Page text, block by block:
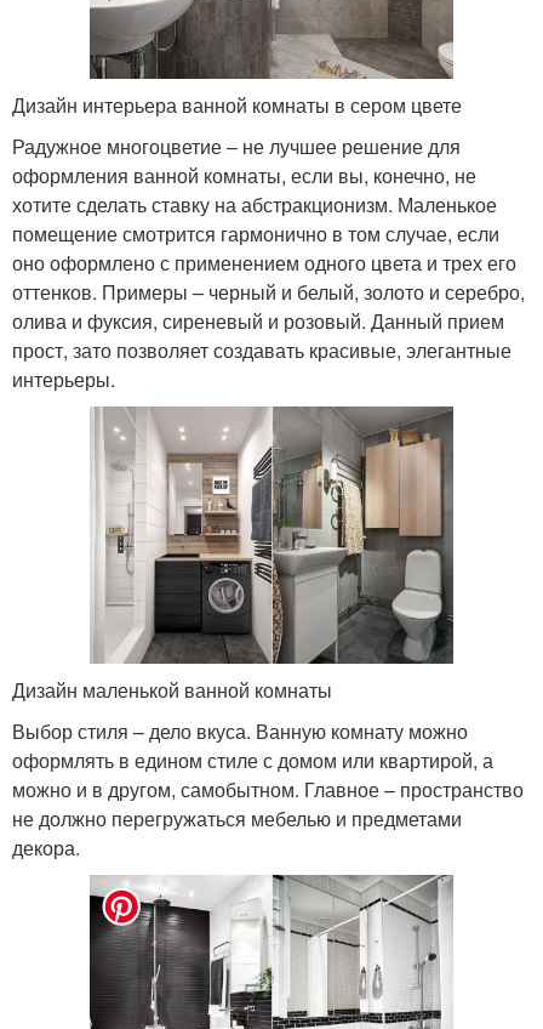
Дизайн интерьера ванной комнаты в сером цвете
Радужное многоцветие – не лучшее решение для
оформления ванной комнаты, если вы, конечно, не
хотите сделать ставку на абстракционизм. Маленькое
помещение смотрится гармонично в том случае, если
оно оформлено с применением одного цвета и трех его
оттенков. Примеры – черный и белый, золото и серебро,
олива и фуксия, сиреневый и розовый. Данный прием
прост, зато позволяет создавать красивые, элегантные
интерьеры.
Дизайн маленькой ванной комнаты
Выбор стиля – дело вкуса. Ванную комнату можно
оформлять в едином стиле с домом или квартирой, а
можно и в другом, самобытном. Главное – пространство
не должно перегружаться мебелью и предметами
декора.